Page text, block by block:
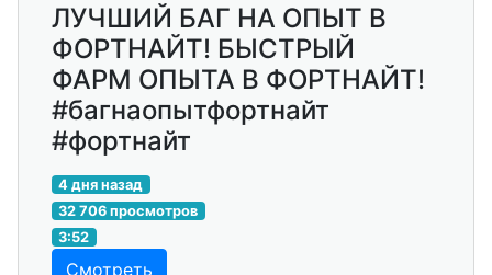
ЛУЧШИЙ БАГ НА ОПЫТ В
ФОРТНАЙТ! БЫСТРЫЙ
ФАРМ ОПЫТА В ФОРТНАЙТ!
#багнаопытфортнайт
#фортнайт
4 дня назад
32 706 просмотров
3:52
Смотреть